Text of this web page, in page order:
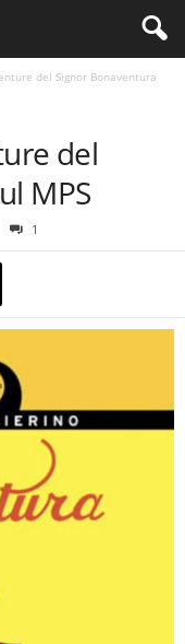
del Signor Bonaventura
del
MPS
1